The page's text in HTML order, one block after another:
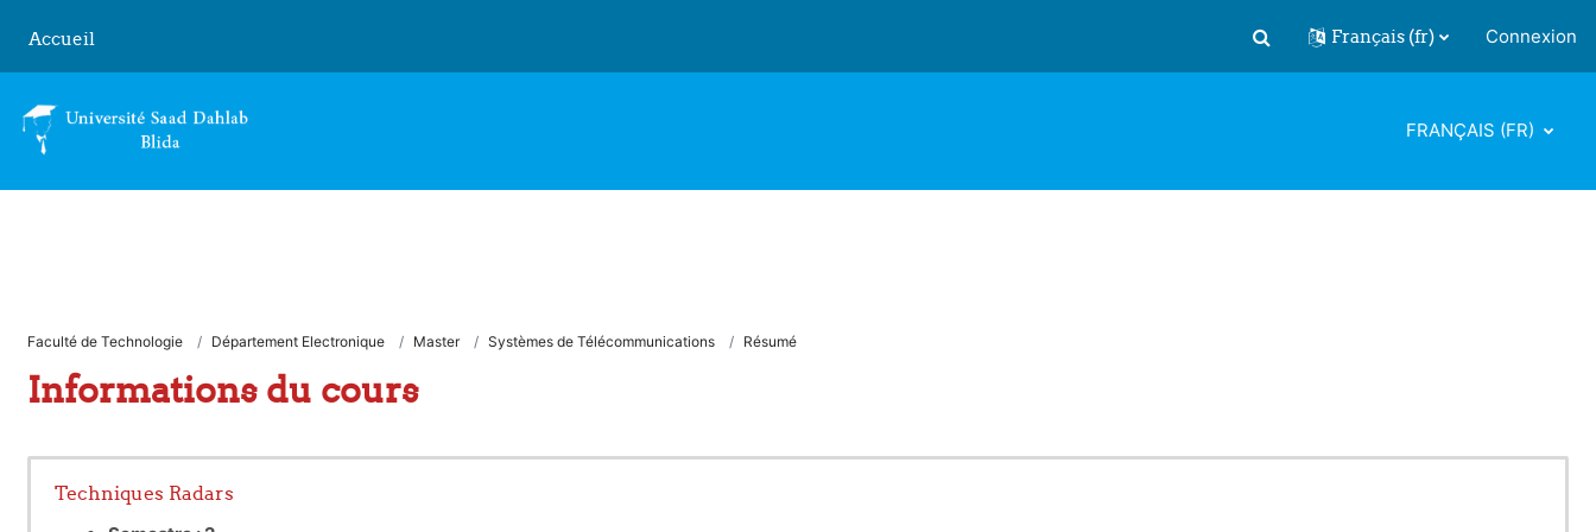
Accueil
Activer/désactiver la saisie de
Français ‎(fr)‎ Connexion
FRANÇAIS ‎(FR)‎
Faculté de Technologie Département Electronique Master Systèmes de Télécommunications Résumé
Informations du cours
Techniques Radars